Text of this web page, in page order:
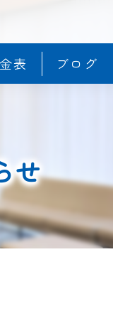
表 ブログ
せ